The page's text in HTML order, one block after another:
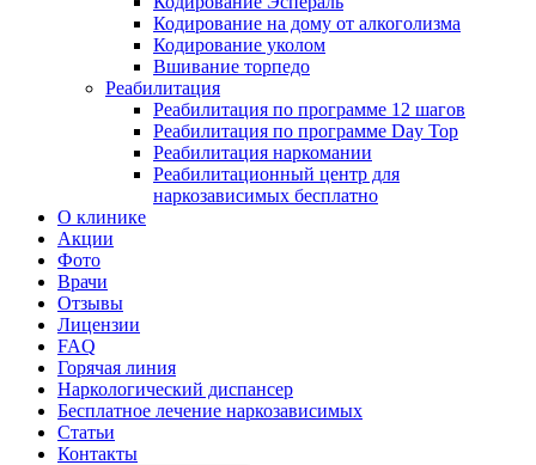
Кодирование на дому от алкоголизма
Кодирование уколом
Вшивание торпедо
Реабилитация
Реабилитация по программе 12 шагов
Реабилитация по программе Day Top
Реабилитация наркомании
Реабилитационный центр для
наркозависимых бесплатно
О клинике
Акции
Фото
Врачи
Отзывы
Лицензии
FAQ
Горячая линия
Наркологический диспансер
Бесплатное лечение наркозависимых
Статьи
Контакты